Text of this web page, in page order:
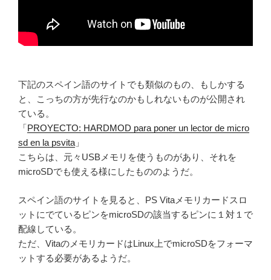
下記のスペイン語のサイトでも類似のもの、もしかする
と、こっちの方が先行なのかもしれないものが公開され
ている。
「PROYECTO: HARDMOD para poner un lector de micro
sd en la psvita 」
こちらは、元々USBメモリを使うものがあり、それを
microSDでも使える様にしたもののようだ。
スペイン語のサイトを見ると、PS Vitaメモリカードスロ
ットにでているピンをmicroSDの該当するピンに１対１で
配線している。
ただ、VitaのメモリカードはLinux上でmicroSDをフォーマ
ットする必要があるようだ。